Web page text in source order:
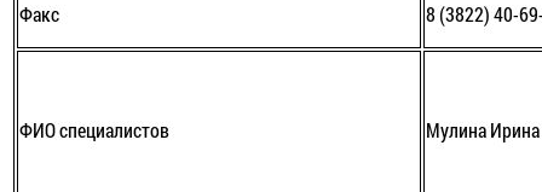
Факс 8 (3822) 40-
ФИО специалистов Мулина